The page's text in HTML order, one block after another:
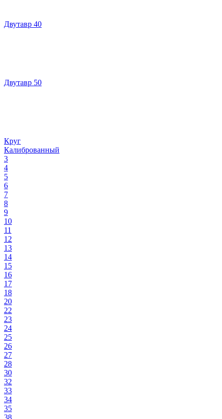
Двутавр 40
Двутавр 50
Круг
Калиброванный
3
4
5
6
7
8
9
10
11
12
13
14
15
16
17
18
20
22
23
24
25
26
27
28
30
32
33
34
35
38